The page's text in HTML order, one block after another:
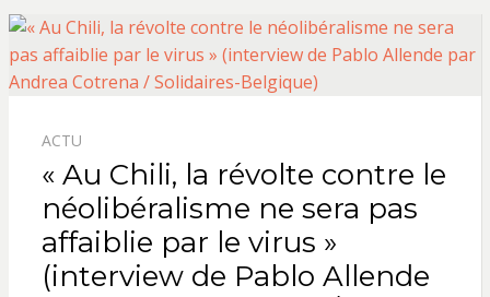
ACTU
« Au Chili, la révolte contre le
néolibéralisme ne sera pas
affaiblie par le virus »
(interview de Pablo Allende